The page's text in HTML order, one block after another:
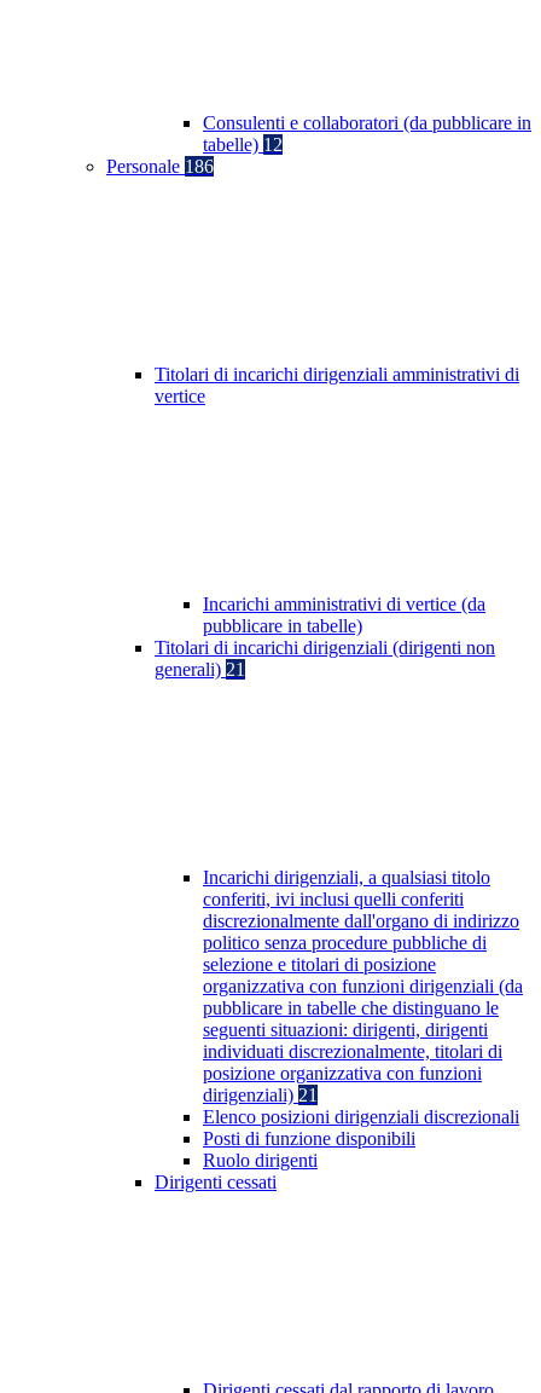
Consulenti e collaboratori (da pubblicare in
tabelle) 12
Personale 186
Titolari di incarichi dirigenziali amministrativi di
vertice
Incarichi amministrativi di vertice (da
pubblicare in tabelle)
Titolari di incarichi dirigenziali (dirigenti non
generali) 21
Incarichi dirigenziali, a qualsiasi titolo
conferiti, ivi inclusi quelli conferiti
discrezionalmente dall'organo di indirizzo
politico senza procedure pubbliche di
selezione e titolari di posizione
organizzativa con funzioni dirigenziali (da
pubblicare in tabelle che distinguano le
seguenti situazioni: dirigenti, dirigenti
individuati discrezionalmente, titolari di
posizione organizzativa con funzioni
dirigenziali) 21
Elenco posizioni dirigenziali discrezionali
Posti di funzione disponibili
Ruolo dirigenti
Dirigenti cessati